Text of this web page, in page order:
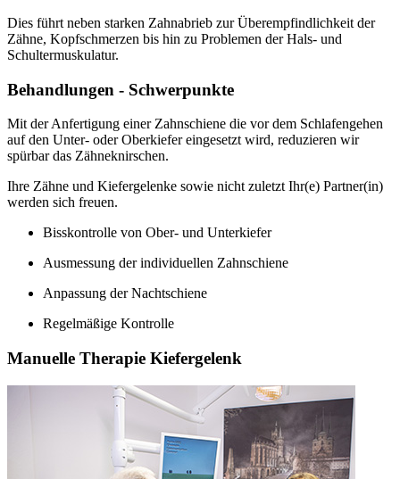
Dies führt neben starken Zahnabrieb zur Überempfindlichkeit der
Zähne, Kopfschmerzen bis hin zu Problemen der Hals- und
Schultermuskulatur.
Behandlungen - Schwerpunkte
Mit der Anfertigung einer Zahnschiene die vor dem Schlafengehen
auf den Unter- oder Oberkiefer eingesetzt wird, reduzieren wir
spürbar das Zähneknirschen.
Ihre Zähne und Kiefergelenke sowie nicht zuletzt Ihr(e) Partner(in)
werden sich freuen.
Bisskontrolle von Ober- und Unterkiefer
Ausmessung der individuellen Zahnschiene
Anpassung der Nachtschiene
Regelmäßige Kontrolle
Manuelle Therapie Kiefergelenk